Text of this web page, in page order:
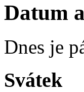
Datum
Dnes je
Svátek